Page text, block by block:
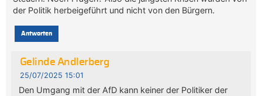
der Politik herbeigeführt und nicht von den Bürgern.
Antworten
Gelinde Andlerberg
25/07/2025 15:01
Den Umgang mit der AfD kann keiner der Politiker der